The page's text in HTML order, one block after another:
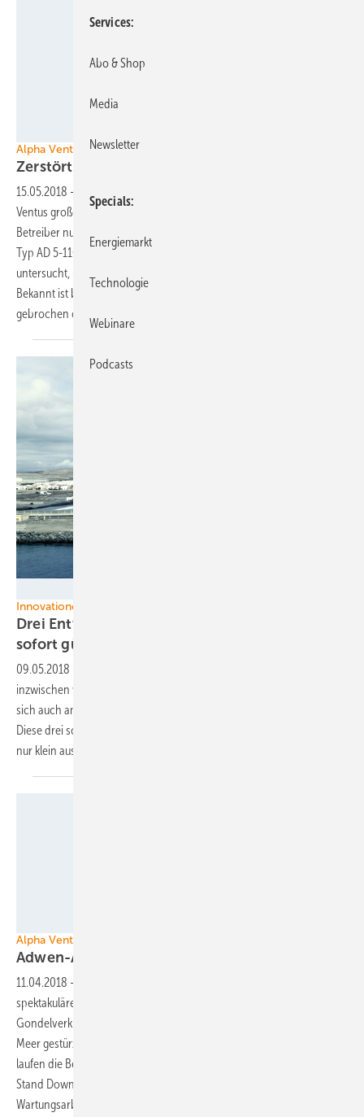
Alpha Ventus
Zerstörte Gondel wird
15.05.2018 -
Ventus große Teile einer Gondel ins Meer gestürzt waren, will der
Betreiber nun ein neues Maschinenhaus auf der Adwen-Anlage vom
Typ AD 5-116 installieren. Die Reste der alten Gondel werden an Land
untersucht, um die Ursache des kapitalen Schadens zu klären.
Bekannt ist bislang, dass die Haltebolzen des Gondelträgers
gebrochen oder gerissen sind – nicht aber, warum dies
Innovationen
Drei Entwicklungen, die Offshore-Windstrom
sofort günstiger werden
09.05.2018
inzwischen weltweit als lukrativer Wirtschaftszweig durchsetzt, zeigt
sich auch am zunehmenden Takt ihrer technischen Innovationen.
Diese drei sollten nicht übersehen werden – auch wenn sie zunächst
nur klein aussehen.
Alpha Ventus
Adwen-Anlage verliert
11.04.2018 -
spektakulärer Schaden ereignet: Ein großer Teil der
Gondelverkleidung einer Adwen M5000 ist Ende letzter Woche ins
Meer gestürzt. Über die Ursache ist bislang nichts bekannt. Derzeit
laufen die Bergungsarbeiten. Vorsorglich hat der Hersteller nun Safety
Stand Down für die gesamte AD 5-116-Flotte bestellt. Reguläre
Wartungsarbeiten sind damit ausgesetzt, die 120 Turbinen in den
Services
Abo & Shop
Media
Newsletter
Specials
Energiemarkt
Technologie
Webinare
Podcasts